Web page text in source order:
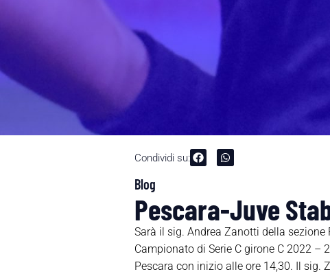
Condividi su:
Blog
Pescara-Juve
Sarà il sig. Andrea Zanotti della
Campionato di Serie C girone C 2022 –
Pescara con inizio alle ore 14,30. Il sig.